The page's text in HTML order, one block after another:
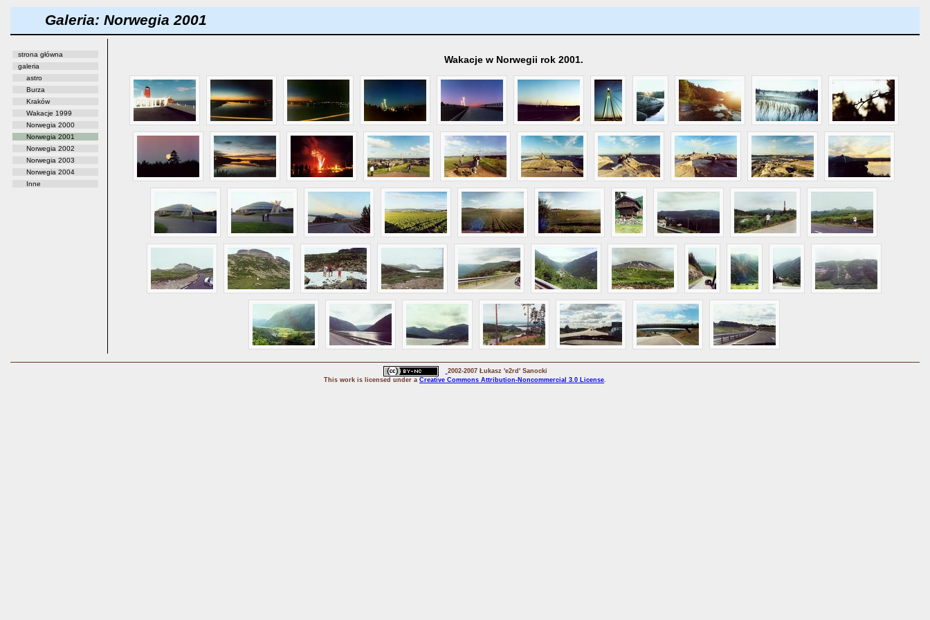
Galeria: Norwegia 2001
strona główna
galeria
astro
Burza
Kraków
Wakacje 1999
Norwegia 2000
Norwegia 2001
Norwegia 2002
Norwegia 2003
Norwegia 2004
Inne
Wakacje w Norwegii rok 2001.
2002-2007 Łukasz 'e2rd' Sanocki
This work is licensed under a Creative Commons Attribution-Noncommercial 3.0 License.